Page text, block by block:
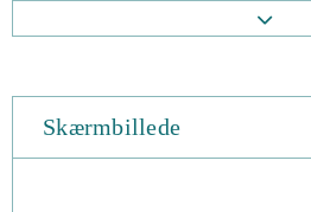
ArcheAge er beskrevet som det
for at bygge kæmpe slotte, erobre
landområder, hvorfra du kan
Du kan vælge at samarbejde med
Skærmbillede